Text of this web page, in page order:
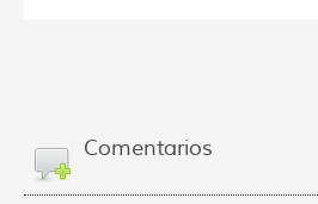
Comentarios